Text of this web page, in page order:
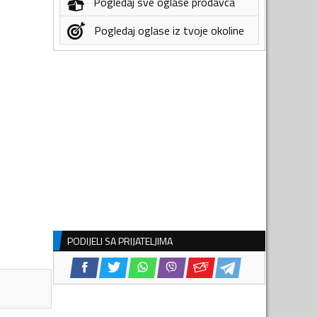
Pogledaj oglase iz tvoje okoline
PODIJELI SA PRIJATELJIMA